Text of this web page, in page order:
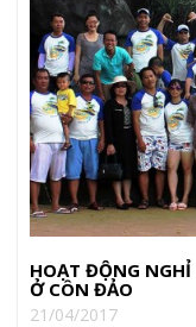
HOẠT ĐỘNG
Ở CÔN ĐẢO
21/04/2017